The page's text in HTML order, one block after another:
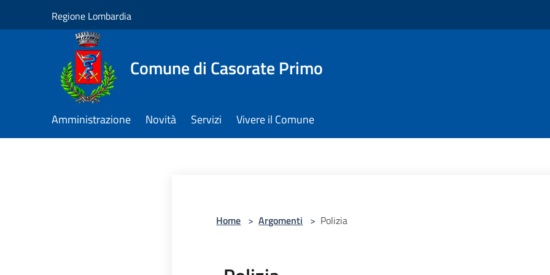
Regione Lombardia
Comune di Casorate Primo
Amministrazione Novità Servizi Vivere il Comune
Home > Argomenti > Polizia